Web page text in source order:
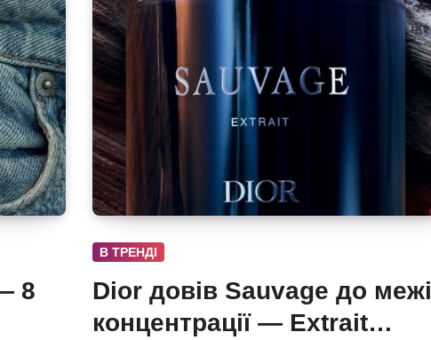
8
В ТРЕНДІ
Dior довів Sauvage до межі
концентрації — Extrait